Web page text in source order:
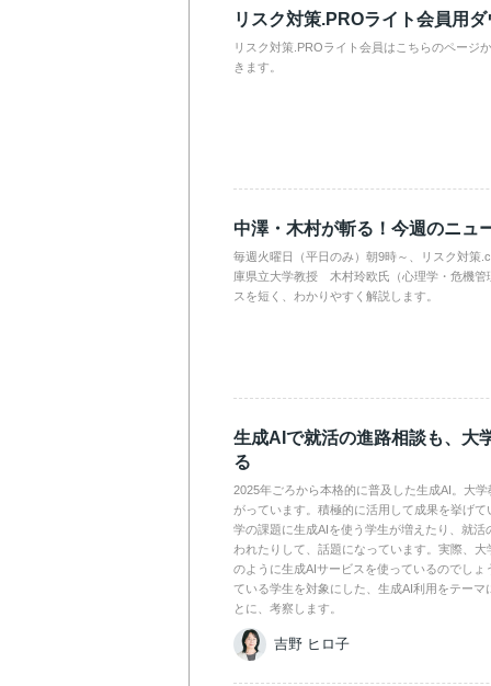
リスク対策.PROライト会員用
リスク対策.PROライト会員はこちらのページ
きます。
中澤・木村が斬る！今週のニュ
毎週火曜日（平日のみ）朝9時～、リスク対
庫県立大学教授 木村玲欧氏（心理学・危機管
スを短く、わかりやすく解説します。
生成AIで就活の進路相談も、大
る
2025年ごろから本格的に普及した生成AI。大
がっています。積極的に活用して成果を挙げ
学の課題に生成AIを使う学生が増えたり、就活
われたりして、話題になっています。実際、
のように生成AIサービスを使っているのでしょ
ている学生を対象にした、生成AI利用をテーマ
とに、考察します。
吉野 ヒロ子